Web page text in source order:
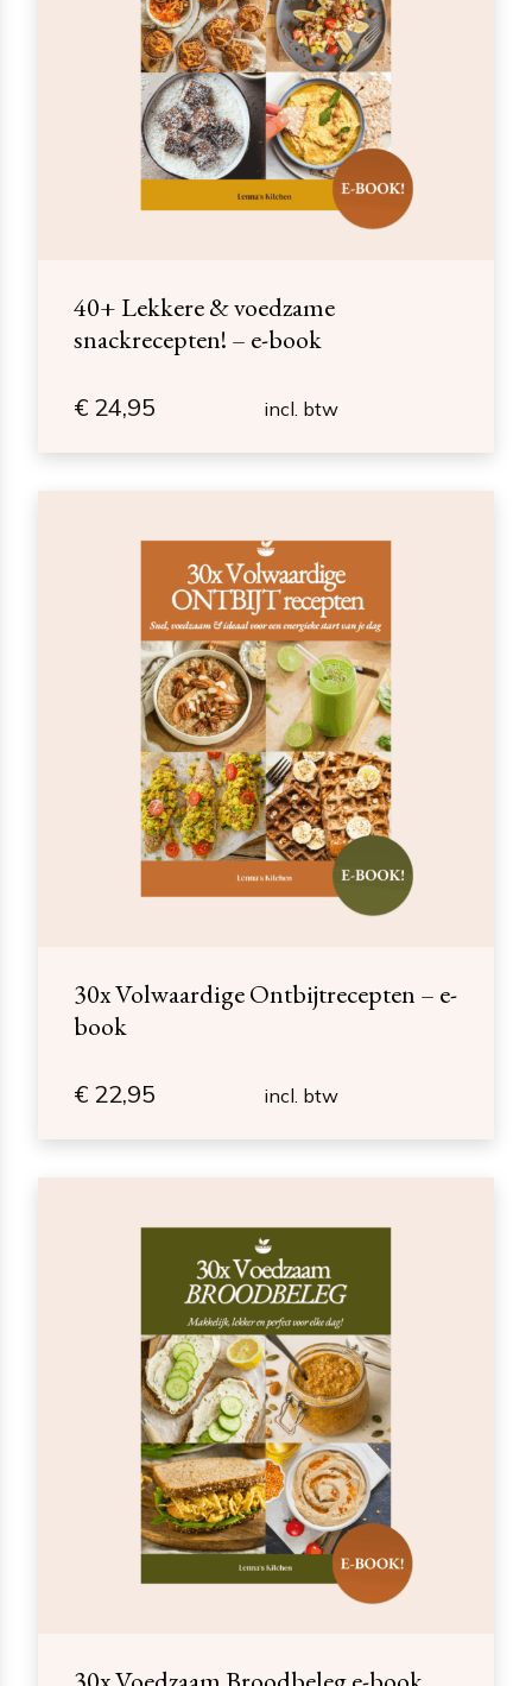
40+ Lekkere & voedzame
snackrecepten! – e-book
€ 24,95 incl. btw
30x Volwaardige Ontbijtrecepten – e-
book
€ 22,95 incl. btw